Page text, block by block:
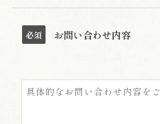
必須 お問い合わせ内容